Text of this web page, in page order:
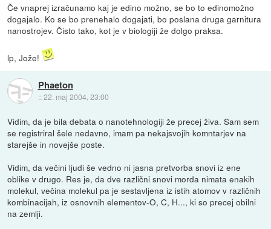
Če vnaprej izračunamo kaj je edino možno, se bo to edinomožno
dogajalo. Ko se bo prenehalo dogajati, bo poslana druga garnitura
nanostrojev. Čisto tako, kot je v biologiji že dolgo praksa.
lp, Jože!
Phaeton
::22. maj 2004, 23:00
Vidim, da je bila debata o nanotehnologiji že precej živa. Sam sem
se registriral šele nedavno, imam pa nekajsvojih komntarjev na
starejše in novejše poste.
Vidim, da večini ljudi še vedno ni jasna pretvorba snovi iz ene
oblike v drugo. Res je, da dve različni snovi morda nimata enakih
molekul, večina molekul pa je sestavljena iz istih atomov v različnih
kombinacijah, iz osnovnih elementov-O, C, H..., ki so precej obilni
na zemlji.